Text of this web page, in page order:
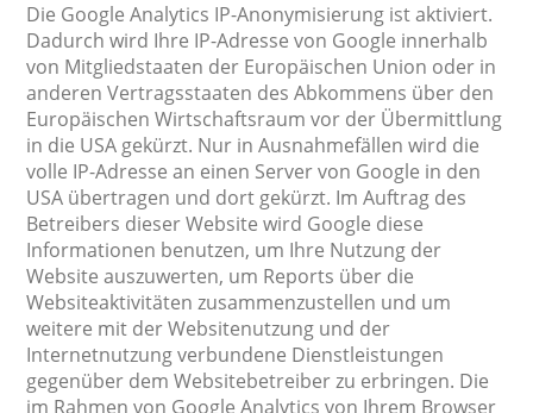
Die Google Analytics IP-Anonymisierung ist aktiviert.
Dadurch wird Ihre IP-Adresse von Google innerhalb
von Mitgliedstaaten der Europäischen Union oder in
anderen Vertragsstaaten des Abkommens über den
Europäischen Wirtschaftsraum vor der Übermittlung
in die USA gekürzt. Nur in Ausnahmefällen wird die
volle IP-Adresse an einen Server von Google in den
USA übertragen und dort gekürzt. Im Auftrag des
Betreibers dieser Website wird Google diese
Informationen benutzen, um Ihre Nutzung der
Website auszuwerten, um Reports über die
Websiteaktivitäten zusammenzustellen und um
weitere mit der Websitenutzung und der
Internetnutzung verbundene Dienstleistungen
gegenüber dem Websitebetreiber zu erbringen. Die
im Rahmen von Google Analytics von Ihrem Browser